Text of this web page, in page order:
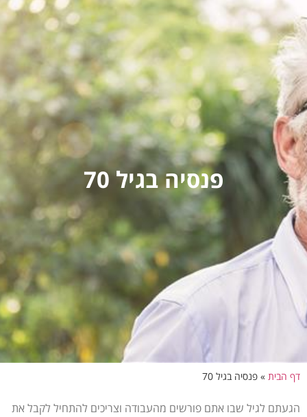
פנסיה בגיל 70
דף הבית » פנסיה בגיל 70
הגעתם לגיל שבו אתם פורשים מהעבודה וצריכים להתחיל לקבל את